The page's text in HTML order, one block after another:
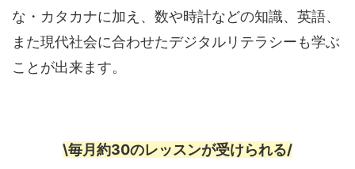
な・カタカナに加え、数や時計などの知識、英語、
また現代社会に合わせたデジタルリテラシーも学ぶ
ことが出来ます。
\毎月約30のレッスンが受けられる/